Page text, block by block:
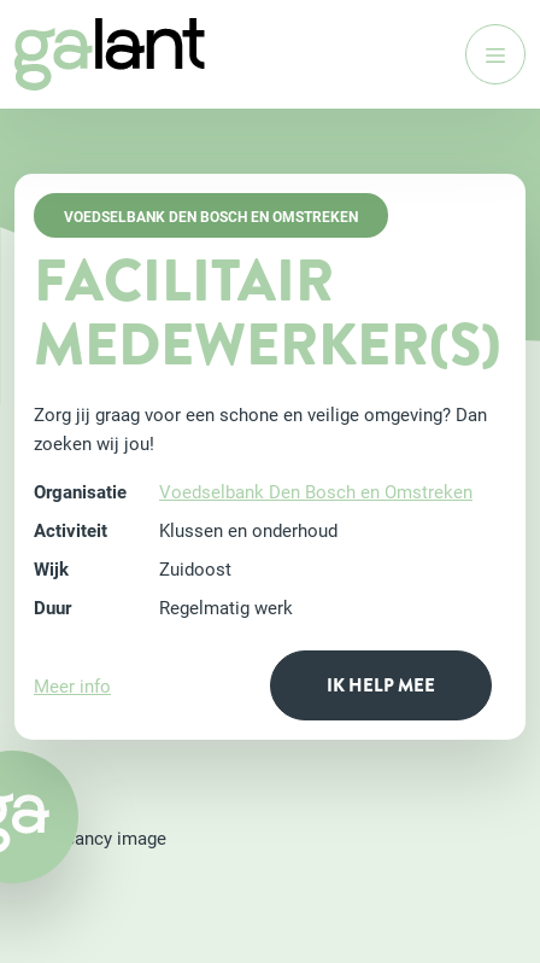
VOEDSELBANK DEN BOSCH EN OMSTREKEN
FACILITAIR
MEDEWERKER(S)
Zorg jij graag voor een schone en veilige omgeving? Dan
zoeken wij jou!
Organisatie
Voedselbank Den Bosch en Omstreken
Activiteit
Klussen en onderhoud
Wijk
Zuidoost
Duur
Regelmatig werk
Meer info IK HELP MEE